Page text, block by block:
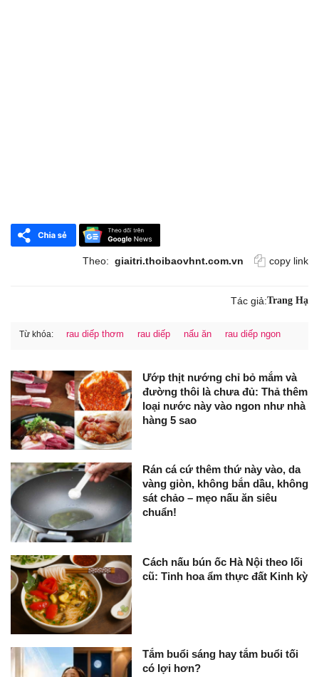
Theo: giaitri.thoibaovhnt.com.vn copy link
Tác giả:Trang Hạ
Từ khóa: rau diếp thơm rau diếp nấu ăn rau diếp ngon
Ướp thịt nướng chỉ bỏ mắm và
đường thôi là chưa đủ: Thả thêm
loại nước này vào ngon như nhà
hàng 5 sao
Rán cá cứ thêm thứ này vào, da
vàng giòn, không bắn dầu, không
sát chảo – mẹo nấu ăn siêu
chuẩn!
Cách nấu bún ốc Hà Nội theo lối
cũ: Tinh hoa ẩm thực đất Kinh kỳ
Tắm buổi sáng hay tắm buổi tối
có lợi hơn?